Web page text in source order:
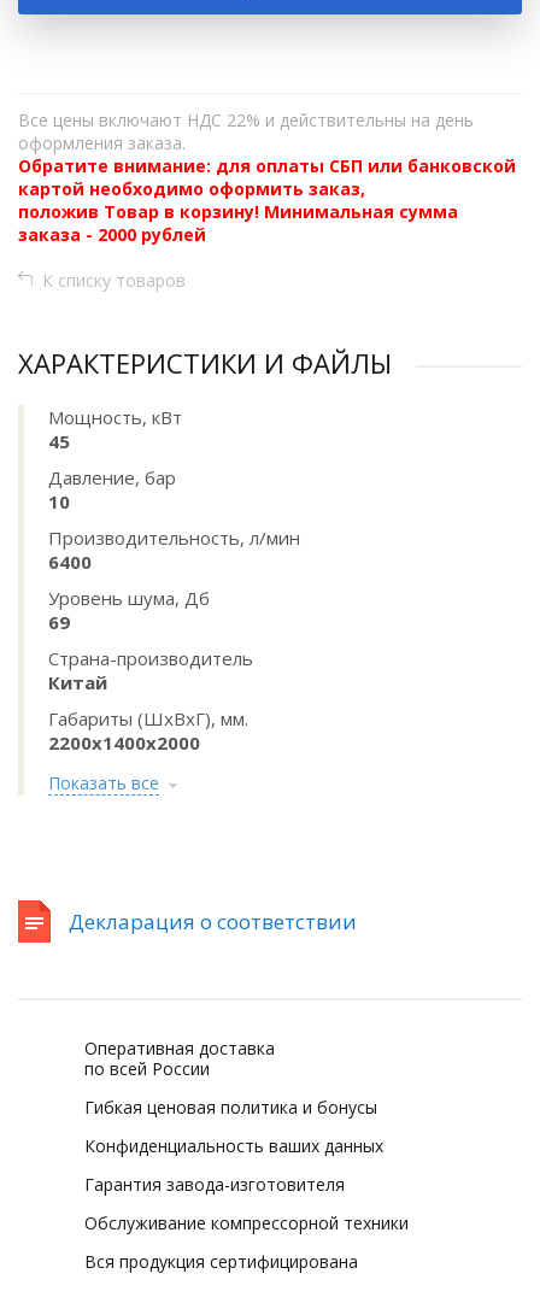
Все цены включают НДС 22% и действительны на день
оформления заказа.
Обратите внимание: для оплаты СБП или банковской
картой необходимо оформить заказ,
положив Товар в корзину! Минимальная сумма
заказа - 2000 рублей
К списку товаров
ХАРАКТЕРИСТИКИ И ФАЙЛЫ
Мощность, кВт
45
Давление, бар
10
Производительность, л/мин
6400
Уровень шума, Дб
69
Страна-производитель
Китай
Габариты (ШхВхГ), мм.
2200х1400х2000
Показать все
Декларация о соответствии
Оперативная доставка
по всей России
Гибкая ценовая политика и бонусы
Конфиденциальность ваших данных
Гарантия завода-изготовителя
Обслуживание компрессорной техники
Вся продукция сертифицирована